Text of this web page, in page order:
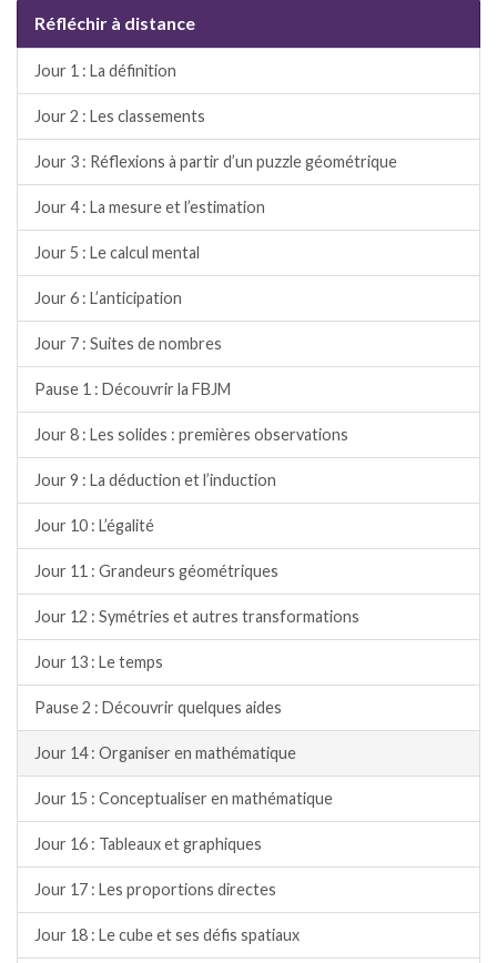
Réfléchir à distance
Jour 1 : La définition
Jour 2 : Les classements
Jour 3 : Réflexions à partir d’un puzzle géométrique
Jour 4 : La mesure et l’estimation
Jour 5 : Le calcul mental
Jour 6 : L’anticipation
Jour 7 : Suites de nombres
Pause 1 : Découvrir la FBJM
Jour 8 : Les solides : premières observations
Jour 9 : La déduction et l’induction
Jour 10 : L’égalité
Jour 11 : Grandeurs géométriques
Jour 12 : Symétries et autres transformations
Jour 13 : Le temps
Pause 2 : Découvrir quelques aides
Jour 14 : Organiser en mathématique
Jour 15 : Conceptualiser en mathématique
Jour 16 : Tableaux et graphiques
Jour 17 : Les proportions directes
Jour 18 : Le cube et ses défis spatiaux